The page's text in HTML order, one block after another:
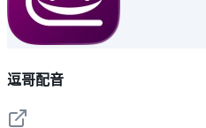
逗哥配音